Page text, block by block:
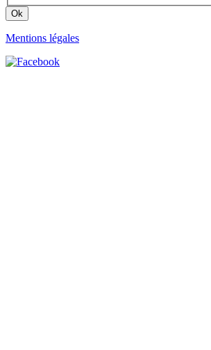
Mentions légales